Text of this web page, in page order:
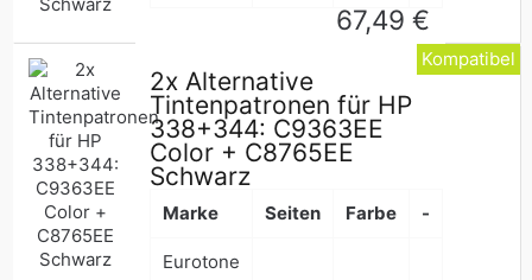
Normaler
Preis
67,49 €
2x Alternative
Tintenpatronen für HP
338+344: C9363EE
Color + C8765EE
Schwarz
Marke Seiten Farbe -
Eurotone
Kompatibel